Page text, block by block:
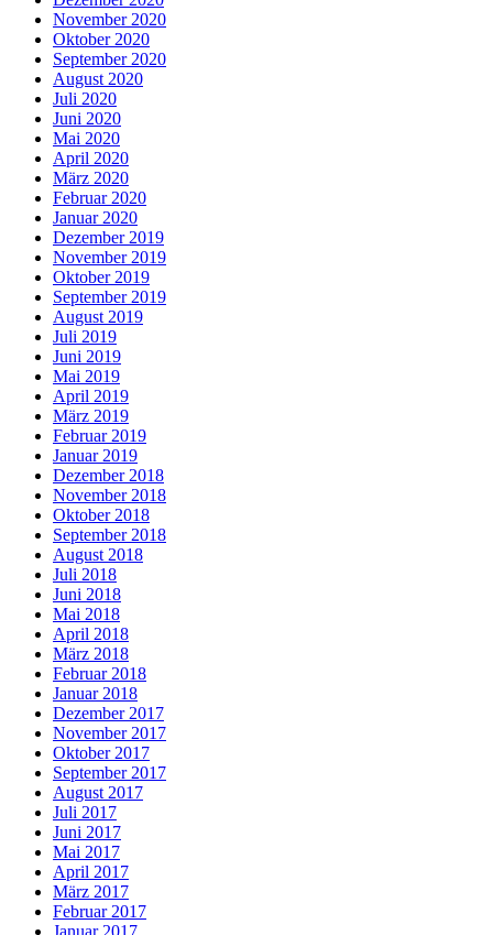
November 2020
Oktober 2020
September 2020
August 2020
Juli 2020
Juni 2020
Mai 2020
April 2020
März 2020
Februar 2020
Januar 2020
Dezember 2019
November 2019
Oktober 2019
September 2019
August 2019
Juli 2019
Juni 2019
Mai 2019
April 2019
März 2019
Februar 2019
Januar 2019
Dezember 2018
November 2018
Oktober 2018
September 2018
August 2018
Juli 2018
Juni 2018
Mai 2018
April 2018
März 2018
Februar 2018
Januar 2018
Dezember 2017
November 2017
Oktober 2017
September 2017
August 2017
Juli 2017
Juni 2017
Mai 2017
April 2017
März 2017
Februar 2017